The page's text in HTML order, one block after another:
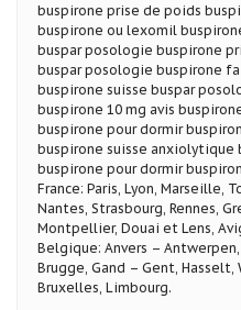
buspirone prise de poids
buspirone ou lexomil
buspar posologie buspirone
buspar posologie buspirone
buspirone suisse buspar
buspirone 10 mg avis
buspirone pour dormir
buspirone suisse anxiolytique
buspirone pour dormir
France: Paris, Lyon, Marseille,
Nantes, Strasbourg, Rennes,
Montpellier, Douai et Lens,
Belgique: Anvers –
Brugge, Gand – Gent, Hasselt,
Bruxelles, Limbourg.